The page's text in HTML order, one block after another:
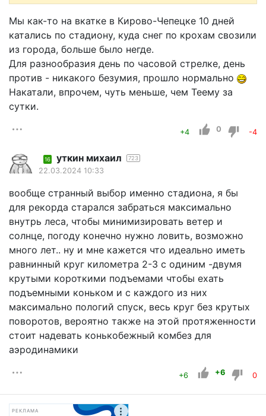
Мы как-то на вкатке в Кирово-Чепецке 10 дней
катались по стадиону, куда снег по крохам свозили
из города, больше было негде.
Для разнообразия день по часовой стрелке, день
против - никакого безумия, прошло нормально
Накатали, впрочем, чуть меньше, чем Теему за
сутки.
+4 0 -4
16 уткин михаил 723
22.03.2024 10:33
вообще странный выбор именно стадиона, я бы
для рекорда старался забраться максимально
внутрь леса, чтобы минимизировать ветер и
солнце, погоду конечно нужно ловить, возможно
много лет.. ну и мне кажется что идеально иметь
равнинный круг километра 2-3 с одиним -двумя
крутыми короткими подъемами чтобы ехать
подъемными коньком и с каждого из них
максимально пологий спуск, весь круг без крутых
поворотов, вероятно также на этой протяженности
стоит надевать конькобежный комбез для
аэродинамики
+6 +6 0
РЕКЛАМА